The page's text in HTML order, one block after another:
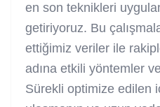
en son teknikleri
getiriyoruz. Bu
ettiğimiz veriler ile
adına etkili yöntemler
Sürekli optimize edilen